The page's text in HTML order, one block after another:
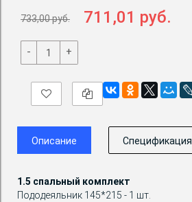
733,00 руб. 711,01 руб.
- +
Описание Спецификация
1.5 спальный комплект
Пододеяльник 145*215 - 1 шт.